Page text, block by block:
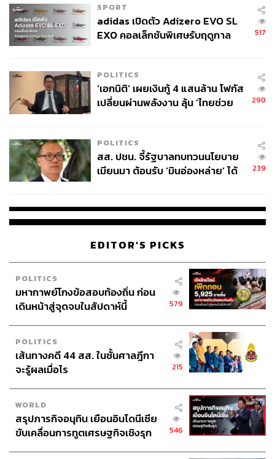
SPORT
adidas เปิดตัว Adizero EVO SL
EXO คอลเล็กชันพิเศษรับฤดูกาล
517
POLITICS
‘เอกนิติ’ เผยเงินกู้ 4 แสนล้าน โฟกัส
เปลี่ยนผ่านพลังงาน ลุ้น ‘ไทยช่วย
290
POLITICS
สส. ปชน. จี้รัฐบาลทบทวนนโยบาย
เมียนมา ต้อนรับ ‘มินอ่องหล่าย’ ได้
239
EDITOR'S PICKS
POLITICS
มหากาพย์โกงข้อสอบท้องถิ่น ก่อน
เดินหน้าสู่จุดจบในสัปดาห์นี้
579
POLITICS
เส้นทางคดี 44 สส. ในชั้นศาลฎีกา
จะรู้ผลเมื่อไร
215
WORLD
สรุปภารกิจอนุทิน เยือนอินโดนีเซีย
ขับเคลื่อนการทูตเศรษฐกิจเชิงรุก
546